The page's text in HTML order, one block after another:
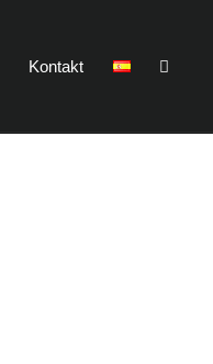
Kontakt